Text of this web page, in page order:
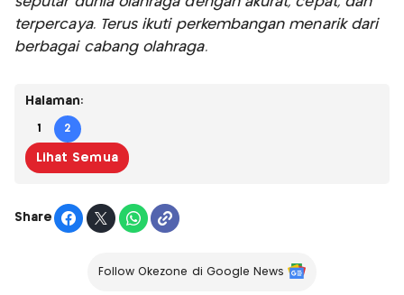
terpercaya. Terus ikuti perkembangan menarik dari
berbagai cabang olahraga.
Halaman:
1 2
Lihat Semua
Share
Follow Okezone di Google News